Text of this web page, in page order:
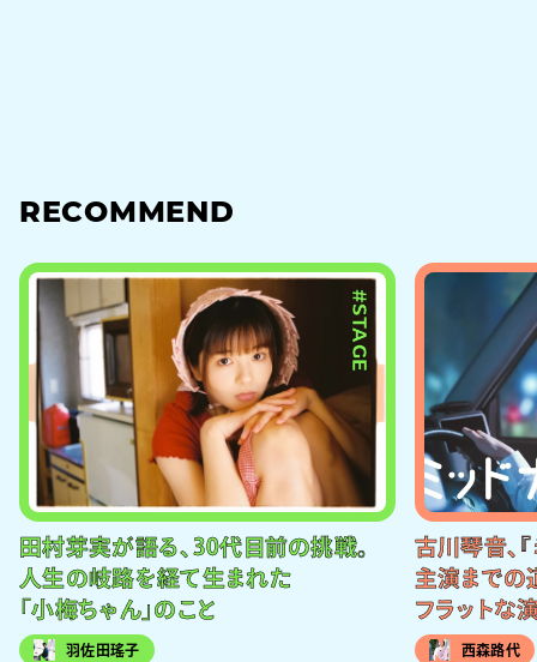
RECOMMEND
#STAGE
田村芽実が語る、30代目前の挑戦。
人生の岐路を経て生まれた
「小梅ちゃん」のこと
羽佐田瑤子
古川琴音、
主演までの
フラットな
西森路代